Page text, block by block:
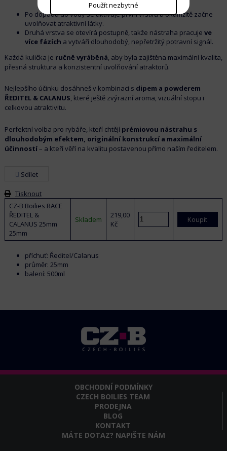
Po dopadu do vody se aktivuje první vrstva a okamžitě začne
uvolňovat atraktivní látky.
Druhá vrstva se otevírá postupně, takže nástraha pracuje ve
více fázích a vytváří dlouhodobý, nepřetržitý potravní signál.
Každá kulička je ručně vyráběná, aby byla zajištěna maximální kvalita,
přesná struktura a konzistentní uvolňování atraktorů.
Nejlepšího účinku dosáhneš v kombinaci s dipem a powderem
ŘEDITEL & CALANUS, které ještě zvýrazní aroma, vizuální stopu i
celkovou atraktivitu.
Perfektní volba pro rybáře, kteří chtějí prémiovou nástrahu s
dlouhodobým efektem, originální konstrukcí a maximální
účinností– a kteří věří na kvalitu postavenou přímo naším ředitelem.
Sdílet
Tisknout
CZ-B Boilies RACE
ŘEDITEL &
CALANUS 25mm
25mm
Skladem
219,00
Kč
Koupit
příchuť: Ředitel/Calanus
průměr: 25mm
balení: 500ml
OBCHODNÍ PODMÍNKY
CZECH BOILIES TEAM
PRODEJNA
BLOG
KONTAKT
MÁTE DOTAZ? NAPIŠTE NÁM
Použít nezbytné